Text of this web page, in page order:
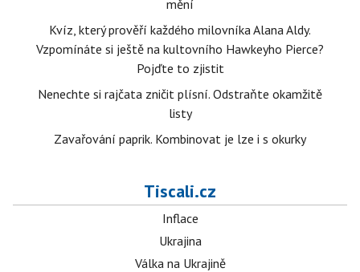
mění
Kvíz, který prověří každého milovníka Alana Aldy.
Vzpomínáte si ještě na kultovního Hawkeyho Pierce?
Pojďte to zjistit
Nenechte si rajčata zničit plísní. Odstraňte okamžitě
listy
Zavařování paprik. Kombinovat je lze i s okurky
Tiscali.cz
Inflace
Ukrajina
Válka na Ukrajině